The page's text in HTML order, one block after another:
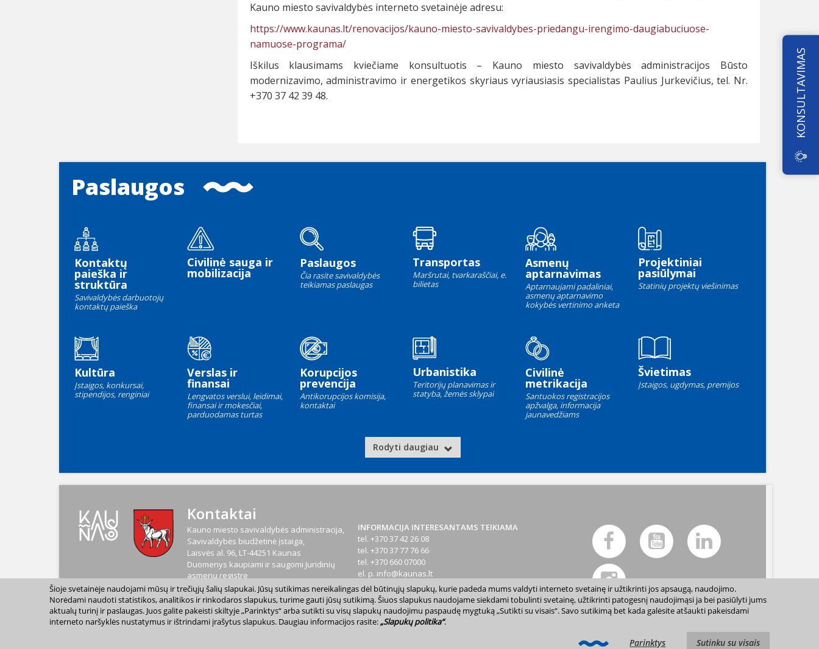
Kauno miesto savivaldybės interneto svetainėje adresu:
https://www.kaunas.lt/renovacijos/kauno-miesto-savivaldybes-priedangu-irengimo-daugiabuciuose-
namuose-programa/
Iškilus klausimams kviečiame konsultuotis – Kauno miesto savivaldybės administracijos Būsto
modernizavimo, administravimo ir energetikos skyriaus vyriausiasis specialistas Paulius Jurkevičius, tel. Nr.
+370 37 42 39 48.
Paslaugos
Kontaktų
paieška ir
struktūra
Savivaldybės darbuotojų
kontaktų paieška
Civilinė sauga ir
mobilizacija
Paslaugos
Čia rasite savivaldybės
teikiamas paslaugas
Transportas
Maršrutai, tvarkaraščiai, e.
bilietas
Asmenų
aptarnavimas
Aptarnaujami padaliniai,
asmenų aptarnavimo
kokybės vertinimo anketa
Projektiniai
pasiūlymai
Statinių projektų viešinimas
Kultūra
Įstaigos, konkursai,
stipendijos, renginiai
Verslas ir
finansai
Lengvatos verslui, leidimai,
finansai ir mokesčiai,
parduodamas turtas
Korupcijos
prevencija
Antikorupcijos komisija,
kontaktai
Urbanistika
Teritorijų planavimas ir
statyba, žemės sklypai
Civilinė
metrikacija
Santuokos registracijos
apžvalga, informacija
jaunavedžiams
Švietimas
Įstaigos, ugdymas, premijos
Rodyti daugiau
Kontaktai
Kauno miesto savivaldybės administracija,
Savivaldybės biudžetinė įstaiga,
Laisvės al. 96, LT-44251 Kaunas
Duomenys kaupiami ir saugomi Juridinių
asmenų registre
Kodas188764867
PVM mokėtojo kodasLT 887648610
INFORMACIJA INTERESANTAMS TEIKIAMA
tel. +370 37 42 26 08
tel. +370 37 77 76 66
tel. +370 660 07000
el. p. info@kaunas.lt
2023 m. Kauno miesto savivaldybė. Kopijuoti ir platinti www.kaunas.lt skelbiamą informaciją be autorių sutikimo draudžiama. |
Šioje svetainėje naudojami mūsų ir trečiųjų šalių slapukai. Jūsų sutikimas nereikalingas dėl būtinųjų slapukų, kurie padeda mums valdyti interneto svetainę ir užtikrinti jos apsaugą, naudojimo.
Norėdami naudoti statistikos, analitikos ir rinkodaros slapukus, turime gauti jūsų sutikimą. Šiuos slapukus naudojame siekdami tobulinti svetainę, užtikrinti patogesnį naudojimąsi ja bei pasiūlyti jums
aktualų turinį ir paslaugas. Juos galite pakeisti skiltyje „Parinktys“ arba sutikti su visų slapukų naudojimu paspaudę mygtuką „Sutikti su visais“. Savo sutikimą bet kada galėsite atšaukti pakeisdami
interneto naršyklės nustatymus ir ištrindami įrašytus slapukus. Daugiau informacijos rasite:„Slapukų politika“.
Parinktys Sutinku su visais
KONSULTAVIMAS